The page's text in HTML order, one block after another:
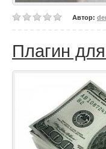
Автор:
Плагин